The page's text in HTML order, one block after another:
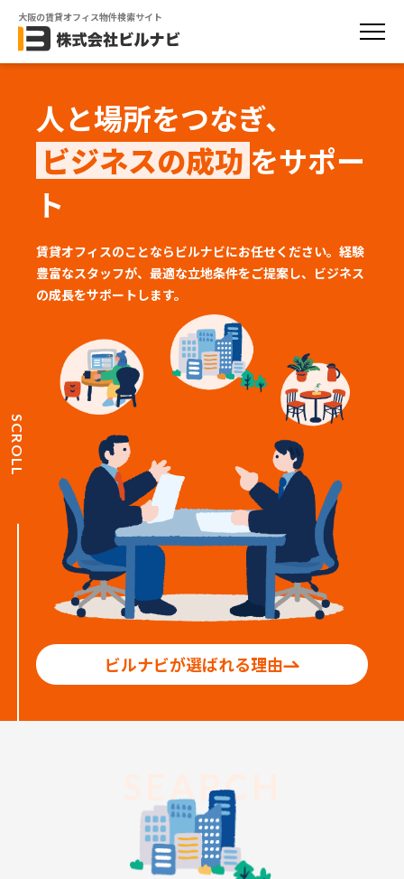
大阪の賃貸オフィス物件検索サイト
人と場所をつなぎ、
ビジネスの成功 をサポー
ト
賃貸オフィスのことならビルナビにお任せください。経験
豊富なスタッフが、 最適な立地条件をご提案し、ビジネス
の成長をサポートします。
ビルナビが選ばれる理由
SCROLL
SEARCH